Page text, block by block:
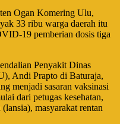
Ogan Komering Ulu,
33 ribu warga daerah itu
19 pemberian dosis tiga
Penyakit Dinas
Andi Prapto di Baturaja,
menjadi sasaran vaksinasi
dari petugas kesehatan,
masyarakat rentan